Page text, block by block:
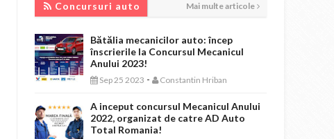
Concursuri auto Mai multe articole
Bătălia mecanicilor auto: încep
înscrierile la Concursul Mecanicul
Anului 2023!
Sep 25 2023 - Constantin Hriban
A inceput concursul Mecanicul Anului
2022, organizat de catre AD Auto
Total Romania!